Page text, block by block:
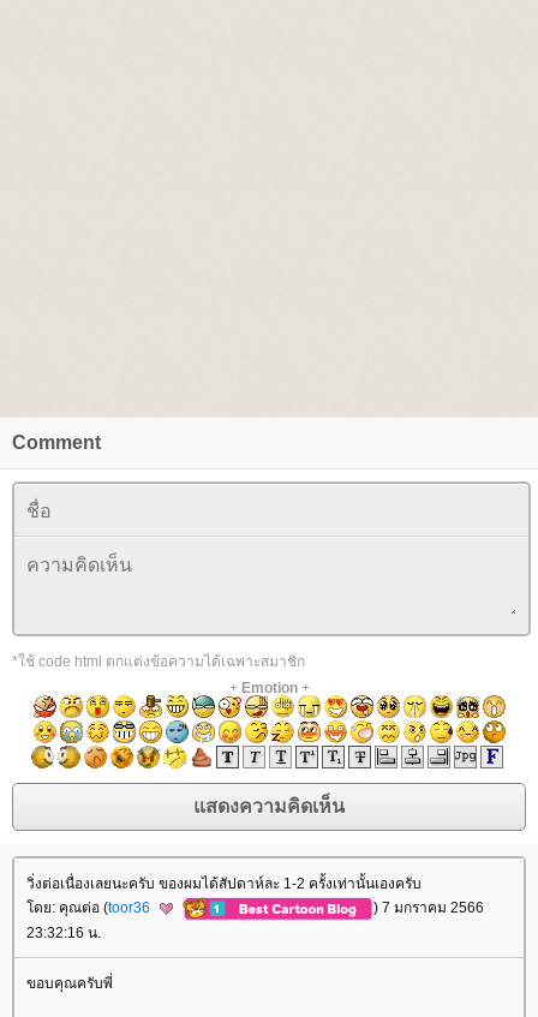
Comment
*ใช้ code html ตกแต่งข้อความได้เฉพาะสมาชิก
+ Emotion+
วิ่งต่อเนื่องเลยนะครับ ของผมได้สัปดาห์ละ 1-2 ครั้งเท่านั้นเองครับ
ดย: คุณต่อ (toor36
) 7 มกราคม 2566
23:32:16 น.
ขอบคุณครับพี่